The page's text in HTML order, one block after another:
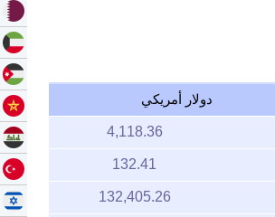
دولار أمريكي
4,118.36
132.41
132,405.26